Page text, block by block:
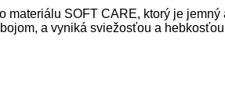
materiálu SOFT CARE, ktorý je
a vyniká sviežosťou a